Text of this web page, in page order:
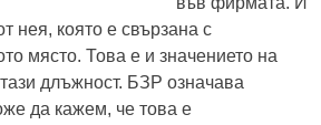
нея, която е свързана с
място. Това е и значението на
длъжност. БЗР означава
да кажем, че това е